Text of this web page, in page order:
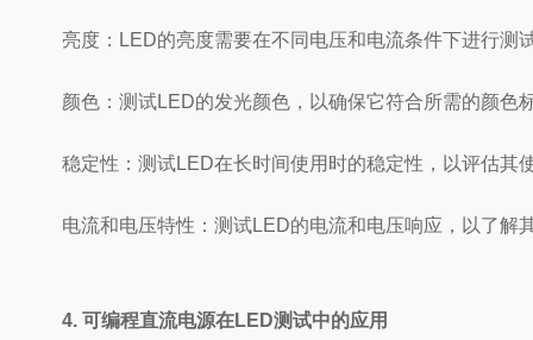
亮度：LED的亮度需要在不同电压和电流条件下进行测
颜色：测试LED的发光颜色，以确保它符合所需的颜色
稳定性：测试LED在长时间使用时的稳定性，以评估其
电流和电压特性：测试LED的电流和电压响应，以了解
4. 可编程直流电源在LED测试中的应用